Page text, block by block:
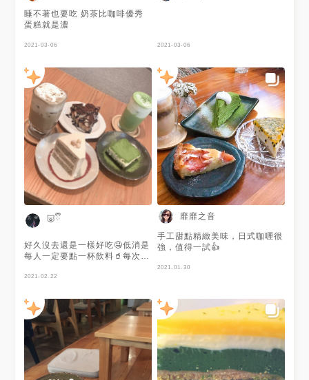
睡不著也要吃 奶茶比咖啡優秀
蛋糕就是濃
2021-03-06 2021-03-06
🐷ྀི
好久沒去還是一樣好吃🤤低消是
每人一定要點一杯飲料🥤每次去
是飲料手工甜點還是正餐都超棒
—————————————————————
飲料是抹茶跟焙茶拿鐵👆🏻 -香蕉
生巧克力塔🍌🍫 -抹茶提拉米蘇
🍵 -伯爵茶戚風蛋糕🍰
2021-02-22
靡靡之音
手工甜點精緻美味，日式咖喱很
強，值得一試👍
2021-01-30